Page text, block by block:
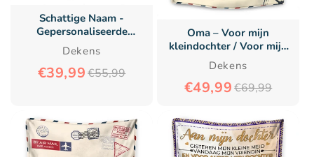
Schattige Naam -
Gepersonaliseerde
Premium Deken™
Dekens
€39,99€55,99
Oma – Voor mijn
kleindochter / Voor mijn
kleinzoon – Premium
Deken™
Dekens
€49,99€69,99